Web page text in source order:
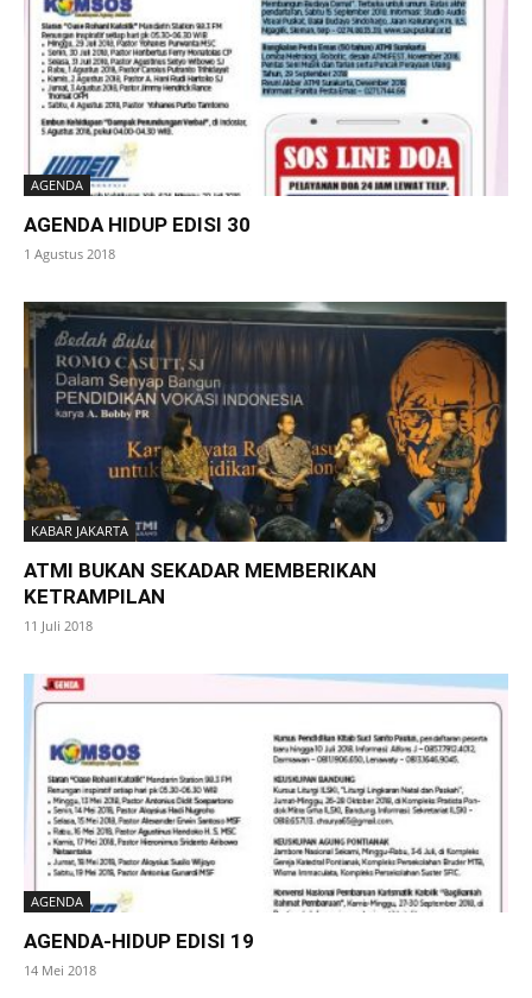
AGENDA
AGENDA HIDUP EDISI 30
1 Agustus 2018
KABAR JAKARTA
ATMI BUKAN SEKADAR MEMBERIKAN
KETRAMPILAN
11 Juli 2018
AGENDA
AGENDA-HIDUP EDISI 19
14 Mei 2018